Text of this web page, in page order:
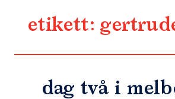
etikett:
dag två i